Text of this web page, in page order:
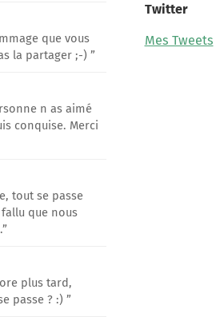
que vous
la partager ;-) ”
n as aimé
conquise. Merci
tout se passe
que nous
plus tard,
passe ? :) ”
Twitter
Mes Tweets